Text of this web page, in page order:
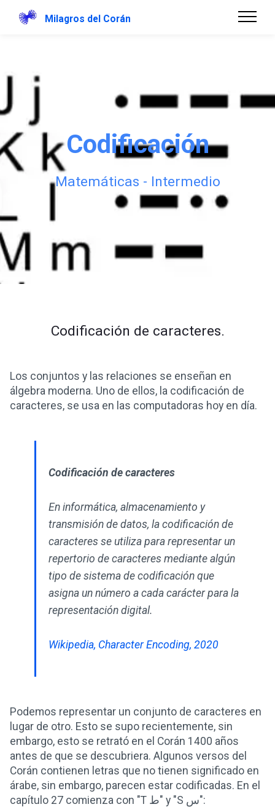
Milagros del Corán
Codificación
Matemáticas - Intermedio
Codificación de caracteres.
Los conjuntos y las relaciones se enseñan en
álgebra moderna. Uno de ellos, la codificación de
caracteres, se usa en las computadoras hoy en día.
Codificación de caracteres
En informática, almacenamiento y
transmisión de datos, la codificación de
caracteres se utiliza para representar un
repertorio de caracteres mediante algún
tipo de sistema de codificación que
asigna un número a cada carácter para la
representación digital.
Wikipedia, Character Encoding, 2020
Podemos representar un conjunto de caracteres en
lugar de otro. Esto se supo recientemente, sin
embargo, esto se retrató en el Corán 1400 años
antes de que se descubriera. Algunos versos del
Corán contienen letras que no tienen significado en
árabe, sin embargo, parecen estar codificadas. En el
capítulo 27 comienza con "T ط" y "S س":